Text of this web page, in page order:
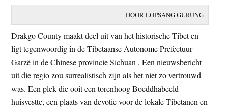
e
DOOR LOPSANG GURUNG
Drakgo County maakt deel uit van het historische Tibet en
ligt tegenwoordig in de Tibetaanse Autonome Prefectuur
Garzê in de Chinese provincie Sichuan . Een nieuwsbericht
uit die regio zou surrealistisch zijn als het niet zo vertrouwd
was. Een plek die ooit een torenhoog Boeddhabeeld
huisvestte, een plaats van devotie voor de lokale Tibetanen en